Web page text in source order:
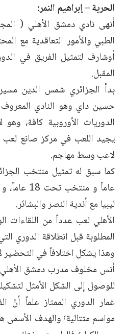
الحرية – إبراهيم النمر:
أنهى نادي دمشق الأهلي (
الطبي والأمور التعاقدية مع
أوشارف لتمثيل الفريق في
المقبل.
بدأ الجزائري شمس الدين
حسين داي وهو النادي
لاعب وسط مهاجم.
عاماً و
ليبيا مع أندية النصر والبشائر.
الأهلي لعب عدداً من اللقاءات
وهذا يشكل اختلافاً في التحضير
أنس مخلوف مدرب دمشق الأهلي
للوصول إلى الشكل الأمثل
مواسم متتالية٬